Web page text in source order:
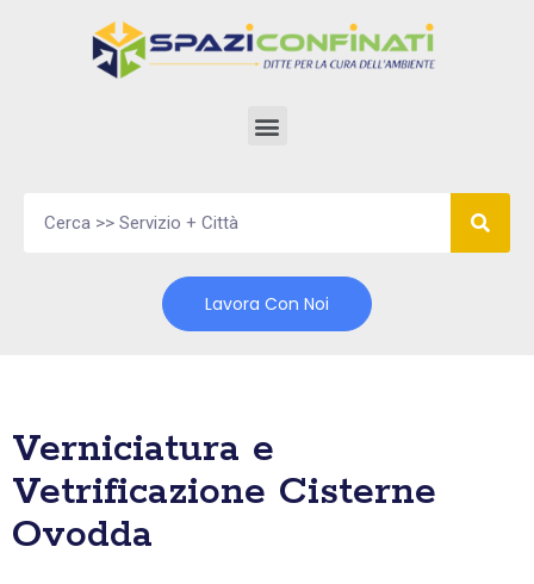
Lavora Con Noi
Verniciatura e
Vetrificazione Cisterne
Ovodda